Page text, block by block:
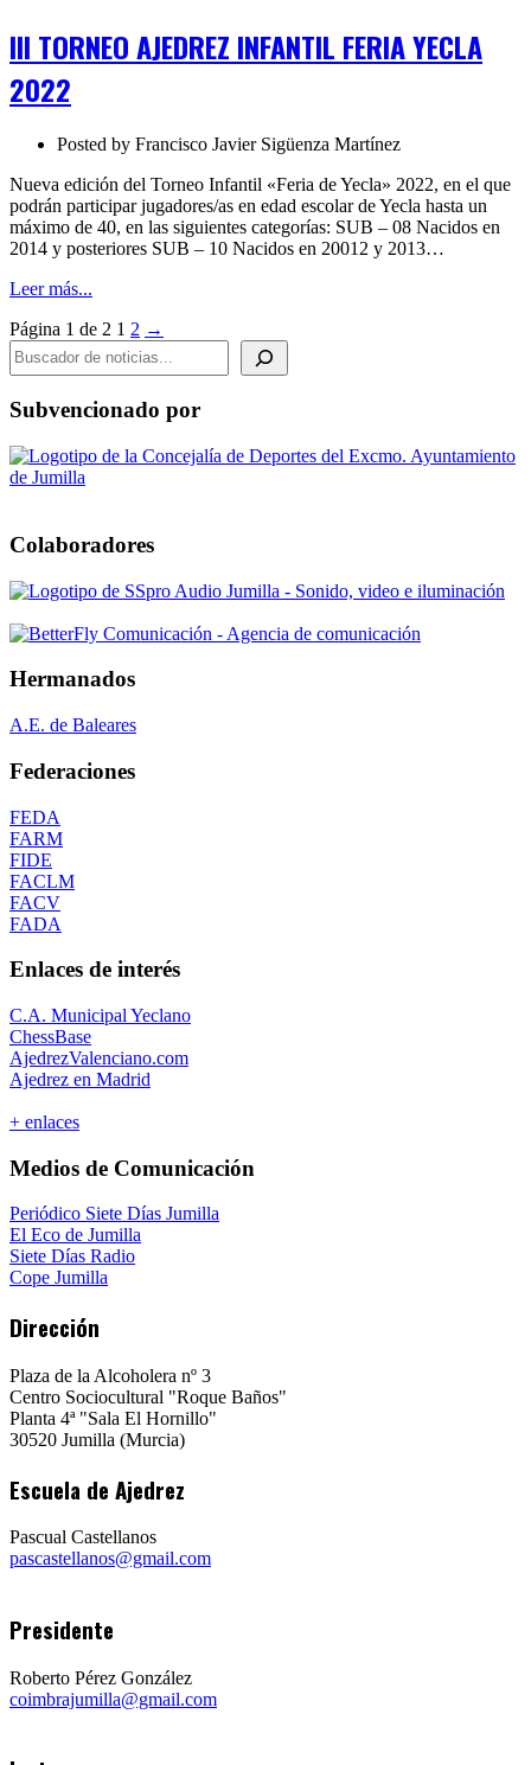
INFANTIL
III TORNEO AJEDREZ INFANTIL FERIA YECLA
2022
Posted by Francisco Javier Sigüenza Martínez
Nueva edición del Torneo Infantil «Feria de Yecla» 2022, en el que
podrán participar jugadores/as en edad escolar de Yecla hasta un
máximo de 40, en las siguientes categorías: SUB – 08 Nacidos en
2014 y posteriores SUB – 10 Nacidos en 20012 y 2013…
Leer más...
Página 1 de 2 1 2 →
BUSCADOR DE NOTICIAS
Subvencionado por
Colaboradores
Hermanados
A.E. de Baleares
Federaciones
FEDA
FARM
FIDE
FACLM
FACV
FADA
Enlaces de interés
C.A. Municipal Yeclano
ChessBase
AjedrezValenciano.com
Ajedrez en Madrid
+ enlaces
Medios de Comunicación
Periódico Siete Días Jumilla
El Eco de Jumilla
Siete Días Radio
Cope Jumilla
Dirección
Plaza de la Alcoholera nº 3
Centro Sociocultural "Roque Baños"
Planta 4ª "Sala El Hornillo"
30520 Jumilla (Murcia)
Escuela de Ajedrez
Pascual Castellanos
pascastellanos@gmail.com
Presidente
Roberto Pérez González
coimbrajumilla@gmail.com